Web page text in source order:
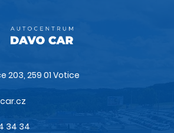
203, 259 01 Votice
34 34